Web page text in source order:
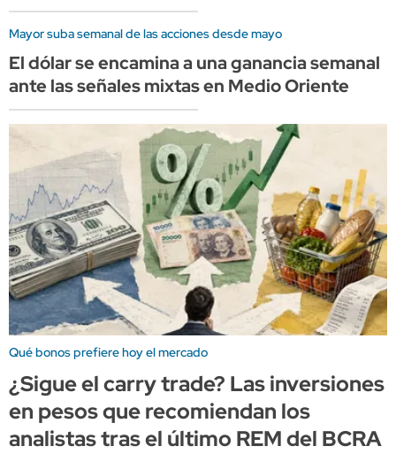
Mayor suba semanal de las acciones desde mayo
El dólar se encamina a una ganancia semanal
ante las señales mixtas en Medio Oriente
Qué bonos prefiere hoy el mercado
¿Sigue el carry trade? Las inversiones
en pesos que recomiendan los
analistas tras el último REM del BCRA